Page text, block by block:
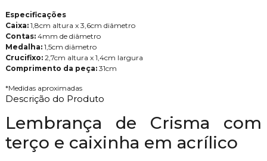
Especificações
Caixa:1,8cm altura x 3,6cm diâmetro
Contas: 4mm de diâmetro
Medalha: 1,5cm diâmetro
Crucifixo:2,7cm altura x 1,4cm largura
Comprimento da peça:31cm
*Medidas aproximadas
Descrição do Produto
Lembrança de Crisma com
terço e caixinha em acrílico